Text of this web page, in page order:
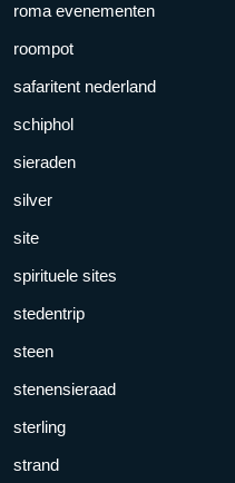
roma evenementen
roompot
safaritent nederland
schiphol
sieraden
silver
site
spirituele sites
stedentrip
steen
stenensieraad
sterling
strand